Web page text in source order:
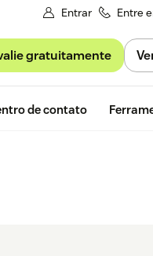
Entrar Entre
gratuitamente
de contato